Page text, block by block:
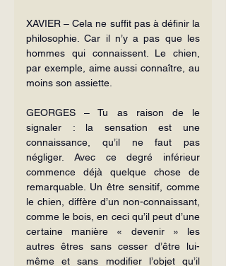
XAVIER – Cela ne suffit pas à définir la
philosophie. Car il n’y a pas que les
hommes qui connaissent. Le chien,
par exemple, aime aussi connaître, au
moins son assiette.
GEORGES – Tu as raison de le
signaler : la sensation est une
connaissance, qu’il ne faut pas
négliger. Avec ce degré inférieur
commence déjà quelque chose de
remarquable. Un être sensitif, comme
le chien, diffère d’un non-connaissant,
comme le bois, en ceci qu’il peut d’une
certaine manière « devenir » les
autres êtres sans cesser d’être lui-
même et sans modifier l’objet qu’il